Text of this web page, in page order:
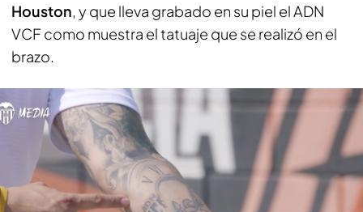
Houston, y que lleva grabado en su piel el ADN
VCF como muestra el tatuaje que se realizó en el
brazo.